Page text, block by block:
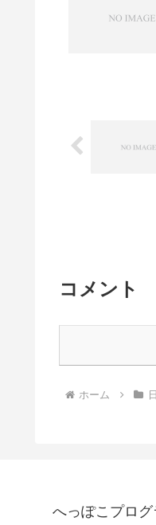
コメント
ホーム
へっぽこプロ